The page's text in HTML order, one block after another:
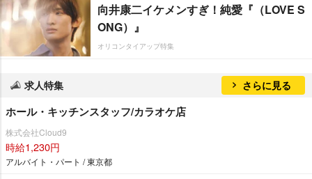
向井康二イケメンすぎ！純愛『（LOVE S
ONG）』
オリコンタイアップ特集
求人特集 さらに見る
ホール・キッチンスタッフ/カラオケ店
株式会社Cloud9
時給1,230円
アルバイト・パート / 東京都